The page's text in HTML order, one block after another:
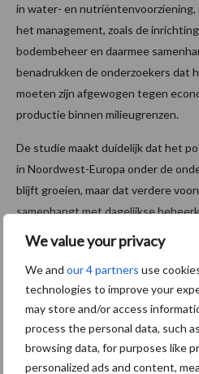
We value your privacy
We and our 4 partners use
technologies to improve your
may store and/or access
process the personal data, such
browsing data, for purposes like
personalized ads and content,
in water- en nutriëntenvoorziening,
het management, zoals de
bodembeheer en daarmee
benadrukken de onderzoekers dat
moeten zijn afgewogen tegen
productie binnen milieugrenzen.
De studie maakt duidelijk dat het
in Noordwest-Europa onder de
blijft groeien, maar dat verdere
samenhangt met dagelijkse
Wetenschappelijke
Lees hier het wetenschappelijke
drives the wheat yield plateau in
northwest Europe.
Bron:WUR